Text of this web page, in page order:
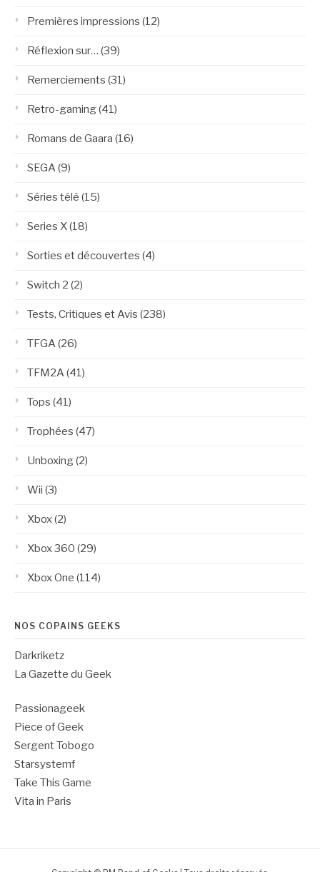
Premières impressions (12)
Réflexion sur… (39)
Remerciements (31)
Retro-gaming(41)
Romans de Gaara (16)
SEGA(9)
Séries télé (15)
Series X(18)
Sorties et découvertes (4)
Switch 2 (2)
Tests, Critiques et Avis (238)
TFGA(26)
TFM2A(41)
Tops (41)
Trophées (47)
Unboxing(2)
Wii (3)
Xbox(2)
Xbox 360 (29)
Xbox One (114)
NOS COPAINS GEEKS
Darkriketz
La Gazette du Geek
Passionageek
Piece of Geek
Sergent Tobogo
Starsystemf
Take This Game
Vita in Paris